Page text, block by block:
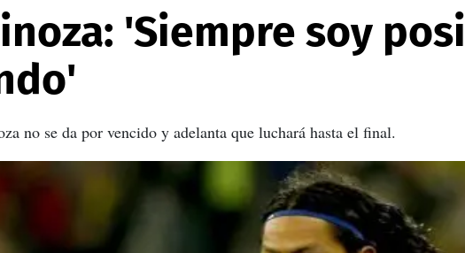
'Siempre soy
no se da por vencido y adelanta que luchará hasta el final.